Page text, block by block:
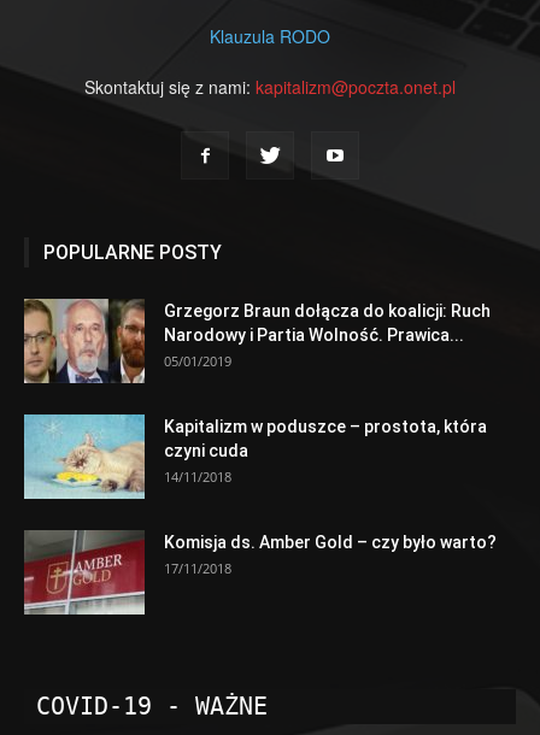
Klauzula RODO
Skontaktuj się z nami: kapitalizm@poczta.onet.pl
POPULARNE POSTY
Grzegorz Braun dołącza do koalicji: Ruch
Narodowy i Partia Wolność. Prawica...
05/01/2019
Kapitalizm w poduszce – prostota, która
czyni cuda
14/11/2018
Komisja ds. Amber Gold – czy było warto?
17/11/2018
COVID-19 - WAŻNE